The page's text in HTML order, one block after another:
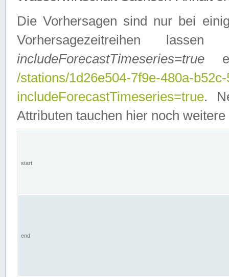
Die Vorhersagen sind nur bei
Vorhersagezeitreihen
includeForecastTimeseries=true
/stations/1d26e504-7f9e-480a-
includeForecastTimeseries=true.
Attributen tauchen hier noch weitere
start
end